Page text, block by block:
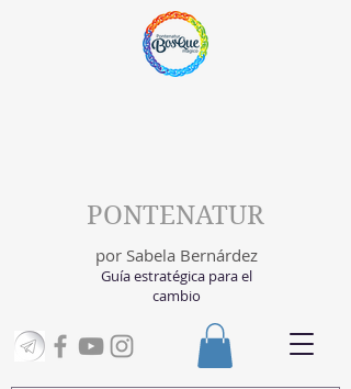
PONTENATUR
por Sabela Bernárdez
Guía estratégica para el
cambio